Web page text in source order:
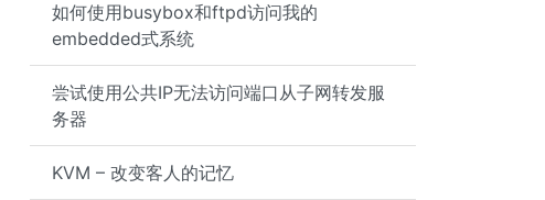
如何使用busybox和ftpd访问我的
embedded式系统
尝试使用公共IP无法访问端口从子网转发服
务器
KVM – 改变客人的记忆